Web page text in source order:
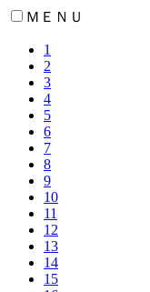
ＭＥＮＵ
1
2
3
4
5
6
7
8
9
10
11
12
13
14
15